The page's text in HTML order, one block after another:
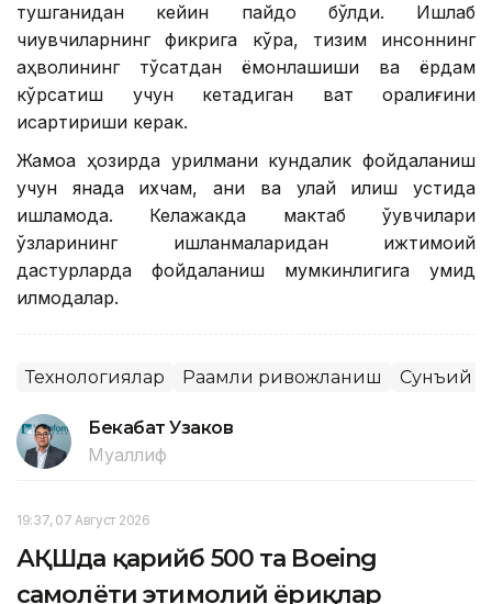
тушганидан кейин пайдо бўлди. Ишлаб
чиқувчиларнинг фикрига кўра, тизим инсоннинг
аҳволининг тўсатдан ёмонлашиши ва ёрдам
кўрсатиш учун кетадиган вақт оралиғини
қисқартириши керак.
Жамоа ҳозирда қурилмани кундалик фойдаланиш
учун янада ихчам, аниқ ва қулай қилиш устида
ишламоқда. Келажакда мактаб ўқувчилари
ўзларининг ишланмаларидан ижтимоий
дастурларда фойдаланиш мумкинлигига умид
қилмоқдалар.
Технологиялар Рақамли ривожланиш Сунъий
Бекабат Узаков
Муаллиф
19:37, 07 Август 2026
АҚШда қарийб 500 та Boeing
самолёти эҳтимолий ёриқлар